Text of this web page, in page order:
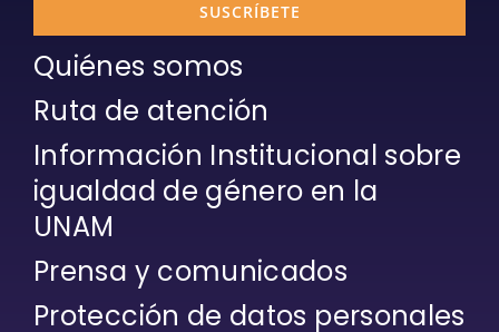
SUSCRÍBETE
Quiénes somos
Ruta de atención
Información Institucional sobre
igualdad de género en la
UNAM
Prensa y comunicados
Protección de datos personales